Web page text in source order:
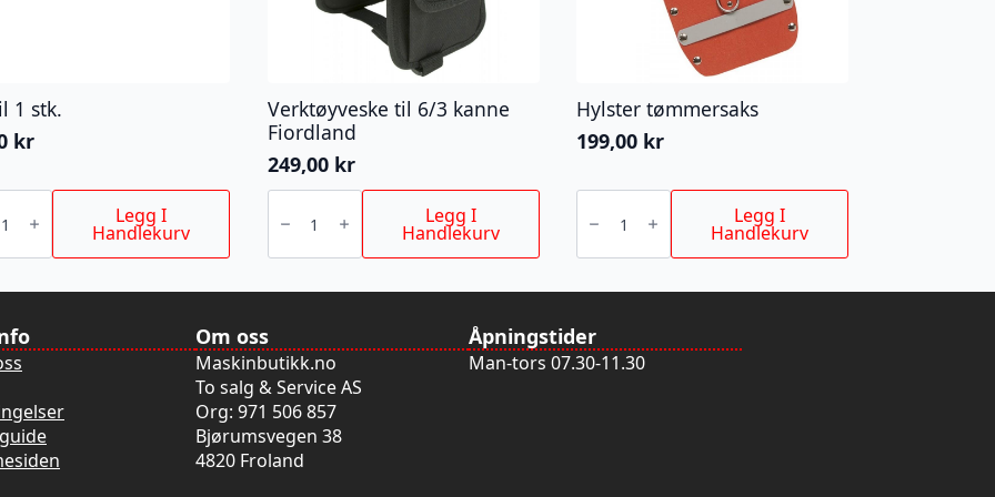
1 stk.
kr
Legg I
Handlekurv
Verktøyveske til 6/3 kanne
Fiordland
249,00 kr
Verktøyveske
6/3
Fiordland
Legg I
Handlekurv
Hylster tømmersaks
199,00 kr
Hylster
antall Legg I
Handlekurv
Om oss
Maskinbutikk.no
To salg & Service AS
Org: 971 506 857
Bjørumsvegen 38
4820 Froland
Åpningstider
Man-tors 07.30-11.30